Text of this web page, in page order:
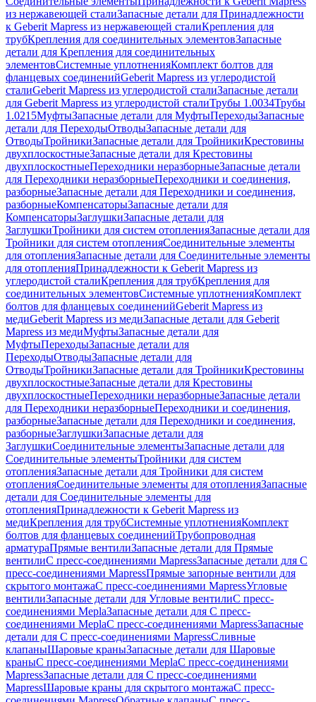
из нержавеющей сталиЗапасные детали для Принадлежности
к Geberit Mapress из нержавеющей сталиКрепления для
трубКрепления для соединительных элементовЗапасные
детали для Крепления для соединительных
элементовСистемные уплотненияКомплект болтов для
фланцевых соединенийGeberit Mapress из углеродистой
сталиGeberit Mapress из углеродистой сталиЗапасные детали
для Geberit Mapress из углеродистой сталиТрубы 1.0034Трубы
1.0215МуфтыЗапасные детали для МуфтыПереходыЗапасные
детали для ПереходыОтводыЗапасные детали для
ОтводыТройникиЗапасные детали для ТройникиКрестовины
двухплоскостныеЗапасные детали для Крестовины
двухплоскостныеПереходники неразборныеЗапасные детали
для Переходники неразборныеПереходники и соединения,
разборныеЗапасные детали для Переходники и соединения,
разборныеКомпенсаторыЗапасные детали для
КомпенсаторыЗаглушкиЗапасные детали для
ЗаглушкиТройники для систем отопленияЗапасные детали для
Тройники для систем отопленияСоединительные элементы
для отопленияЗапасные детали для Соединительные элементы
для отопленияПринадлежности к Geberit Mapress из
углеродистой сталиКрепления для трубКрепления для
соединительных элементовСистемные уплотненияКомплект
болтов для фланцевых соединенийGeberit Mapress из
медиGeberit Mapress из медиЗапасные детали для Geberit
Mapress из медиМуфтыЗапасные детали для
МуфтыПереходыЗапасные детали для
ПереходыОтводыЗапасные детали для
ОтводыТройникиЗапасные детали для ТройникиКрестовины
двухплоскостныеЗапасные детали для Крестовины
двухплоскостныеПереходники неразборныеЗапасные детали
для Переходники неразборныеПереходники и соединения,
разборныеЗапасные детали для Переходники и соединения,
разборныеЗаглушкиЗапасные детали для
ЗаглушкиСоединительные элементыЗапасные детали для
Соединительные элементыТройники для систем
отопленияЗапасные детали для Тройники для систем
отопленияСоединительные элементы для отопленияЗапасные
детали для Соединительные элементы для
отопленияПринадлежности к Geberit Mapress из
медиКрепления для трубСистемные уплотненияКомплект
болтов для фланцевых соединенийТрубопроводная
арматураПрямые вентилиЗапасные детали для Прямые
вентилиС пресс-соединениями MapressЗапасные детали для С
пресс-соединениями MapressПрямые запорные вентили для
скрытого монтажаС пресс-соединениями MapressУгловые
вентилиЗапасные детали для Угловые вентилиС пресс-
соединениями MeplaЗапасные детали для С пресс-
соединениями MeplaС пресс-соединениями MapressЗапасные
детали для С пресс-соединениями MapressСливные
клапаныШаровые краныЗапасные детали для Шаровые
краныС пресс-соединениями MeplaС пресс-соединениями
MapressЗапасные детали для С пресс-соединениями
MapressШаровые краны для скрытого монтажаС пресс-